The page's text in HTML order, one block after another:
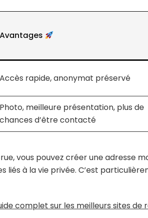
Avantages
Accès rapide, anonymat préservé
Photo, meilleure présentation, plus de
chances d’être contacté
vous pouvez créer une adresse
liés à la vie privée. C’est
complet sur les meilleurs sites